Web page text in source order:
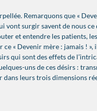
Remarquons que «
vont surgir savent de nous
et entendre les patients,
« Devenir mère : jamais ! »,
qui sont des effets de
uns de ces désirs :
leurs trois dimensions